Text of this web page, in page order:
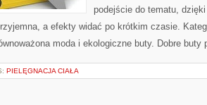
podejście do tematu,
a efekty widać po krótkim czasie.
moda i ekologiczne buty. Dobre
PIELĘGNACJA CIAŁA